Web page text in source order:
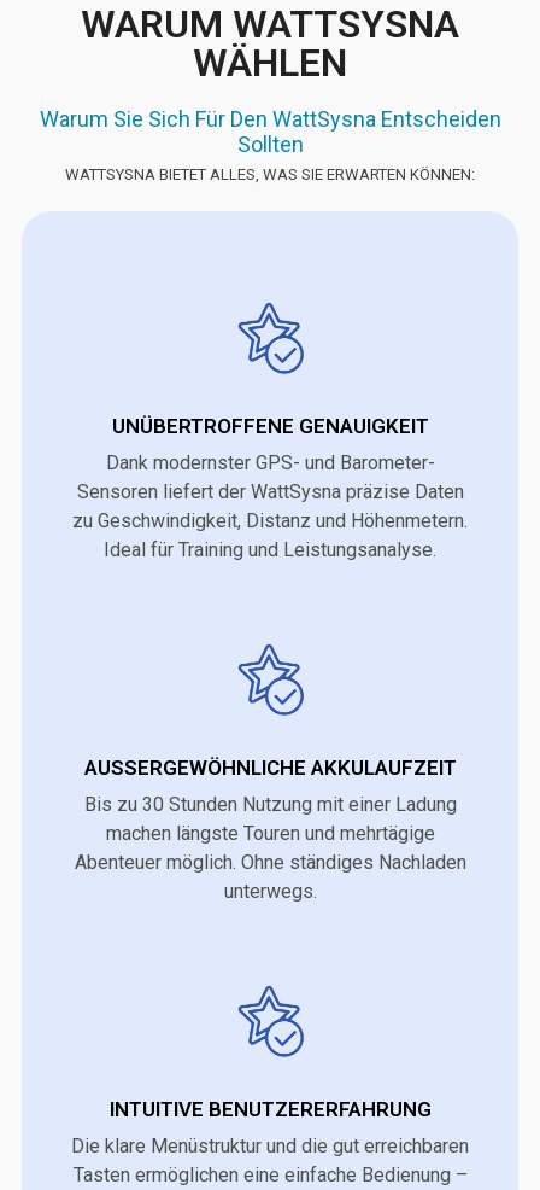
WARUM WATTSYSNA
WÄHLEN
Warum Sie Sich Für Den WattSysna Entscheiden
Sollten
WATTSYSNA BIETET ALLES, WAS SIE ERWARTEN KÖNNEN:
UNÜBERTROFFENE GENAUIGKEIT
Dank modernster GPS- und Barometer-
Sensoren liefert der WattSysna präzise Daten
zu Geschwindigkeit, Distanz und Höhenmetern.
Ideal für Training und Leistungsanalyse.
AUSSERGEWÖHNLICHE AKKULAUFZEIT
Bis zu 30 Stunden Nutzung mit einer Ladung
machen längste Touren und mehrtägige
Abenteuer möglich. Ohne ständiges Nachladen
unterwegs.
INTUITIVE BENUTZERERFAHRUNG
Die klare Menüstruktur und die gut erreichbaren
Tasten ermöglichen eine einfache Bedienung –